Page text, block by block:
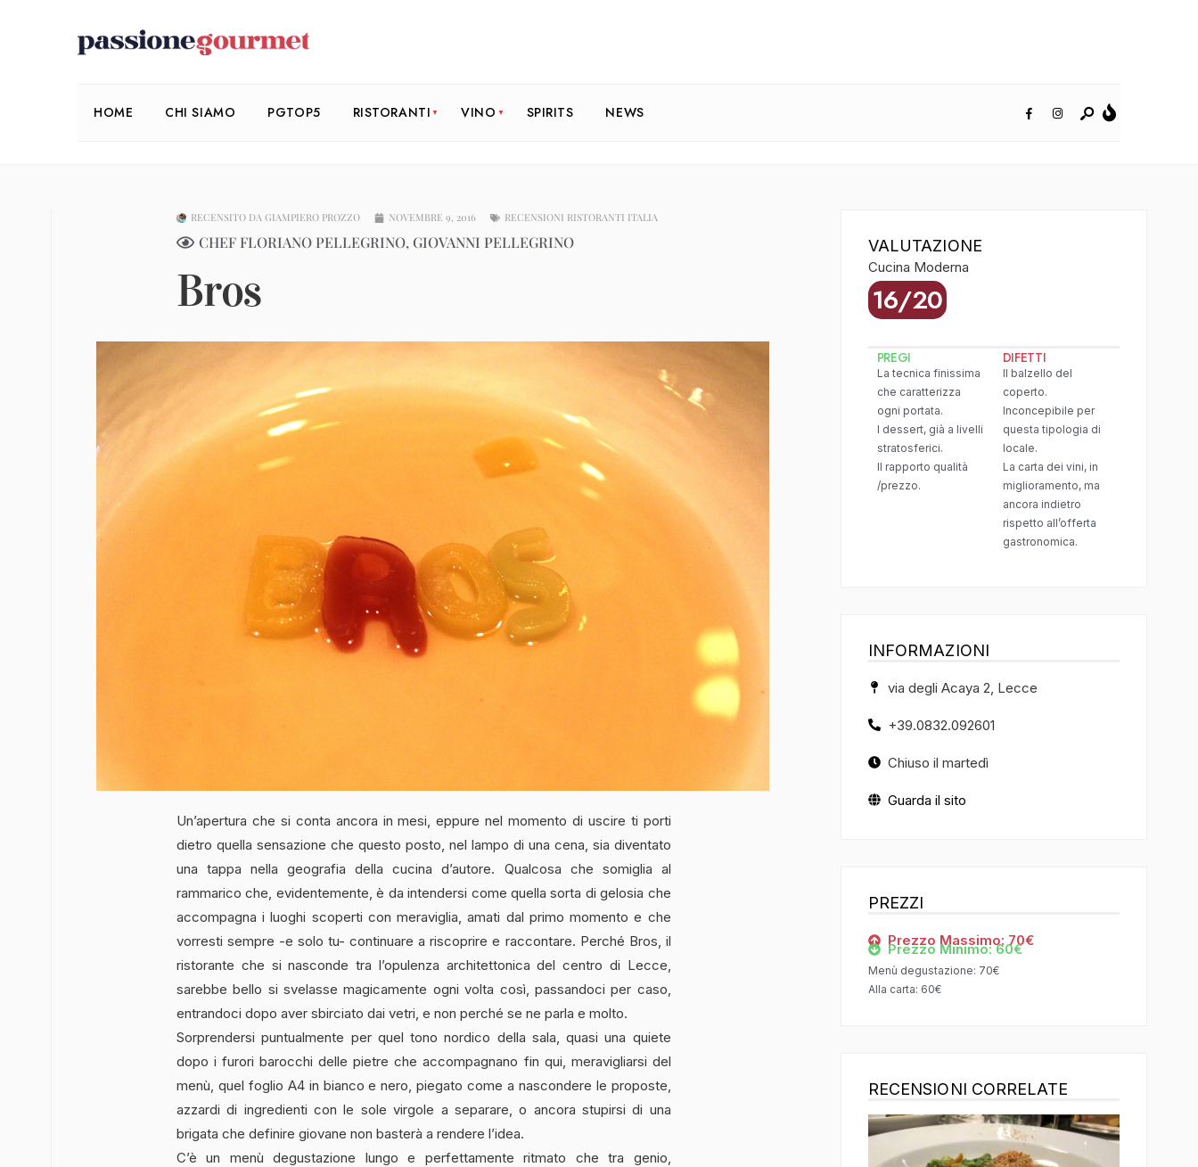
HOME CHI SIAMO PGTOP5 RISTORANTI VINO SPIRITS NEWS
RECENSITO DA GIAMPIERO PROZZO NOVEMBRE 9, 2016 RECENSIONI RISTORANTI ITALIA
CHEF FLORIANO PELLEGRINO, GIOVANNI PELLEGRINO
Bros
Un’apertura che si conta ancora in mesi, eppure nel momento di uscire ti porti
dietro quella sensazione che questo posto, nel lampo di una cena, sia diventato
una tappa nella geografia della cucina d’autore. Qualcosa che somiglia al
rammarico che, evidentemente, è da intendersi come quella sorta di gelosia che
accompagna i luoghi scoperti con meraviglia, amati dal primo momento e che
vorresti sempre -e solo tu- continuare a riscoprire e raccontare. Perché Bros, il
ristorante che si nasconde tra l’opulenza architettonica del centro di Lecce,
sarebbe bello si svelasse magicamente ogni volta così, passandoci per caso,
entrandoci dopo aver sbirciato dai vetri, e non perché se ne parla e molto.
Sorprendersi puntualmente per quel tono nordico della sala, quasi una quiete
dopo i furori barocchi delle pietre che accompagnano fin qui, meravigliarsi del
menù, quel foglio A4 in bianco e nero, piegato come a nascondere le proposte,
azzardi di ingredienti con le sole virgole a separare, o ancora stupirsi di una
brigata che definire giovane non basterà a rendere l’idea.
C’è un menù degustazione lungo e perfettamente ritmato che tra genio,
VALUTAZIONE
Cucina Moderna
16/20
PREGI
La tecnica finissima
che caratterizza
ogni portata.
I dessert, già a livelli
stratosferici.
Il rapporto qualità
/prezzo.
DIFETTI
Il balzello del
coperto.
Inconcepibile per
questa tipologia di
locale.
La carta dei vini, in
miglioramento, ma
ancora indietro
rispetto all’offerta
gastronomica.
INFORMAZIONI
via degli Acaya 2, Lecce
+39.0832.092601
Chiuso il martedì
Guarda il sito
PREZZI
Prezzo Massimo: 70€
Prezzo Minimo: 60€
Menù degustazione: 70€
Alla carta: 60€
RECENSIONI CORRELATE